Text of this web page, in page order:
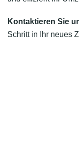
Kontaktieren Sie
Schritt in Ihr neues